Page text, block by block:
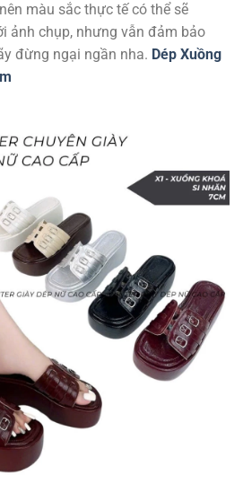
màu sắc thực tế có thể sẽ
ảnh chụp, nhưng vẫn đảm bảo
đừng ngại ngần nha. Dép Xuồng